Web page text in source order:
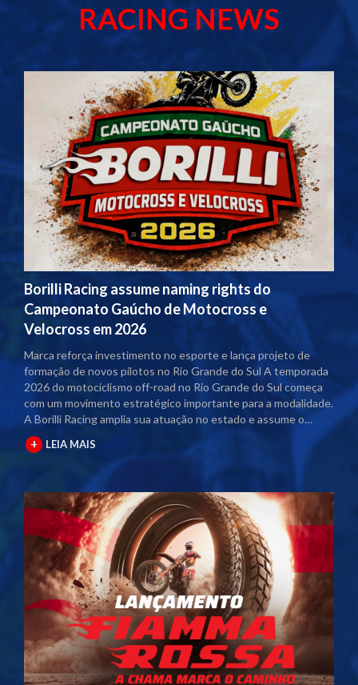
RACING NEWS
Borilli Racing assume naming rights do
Campeonato Gaúcho de Motocross e
Velocross em 2026
Marca reforça investimento no esporte e lança projeto de
formação de novos pilotos no Rio Grande do Sul A temporada
2026 do motociclismo off-road no Rio Grande do Sul começa
com um movimento estratégico importante para a modalidade.
A Borilli Racing amplia sua atuação no estado e assume o
naming rights dos principais campeonatos regionais. Com o
acordo firmado junto à Federação Gaúcha de Motociclismo
(FGM), as competições passam a contar com a marca no título
oficial. A partir desta temporada, os eventos serão
denominados Campeonato Gaúcho Borilli Racing de
Motocross e Campeonato Gaúcho Borilli Racing de Velocross.
A parceria fortalece o calendário estadual e eleva o nível das
competições. Além disso, amplia a estrutura dos eventos e
gera mais visibilidade para pilotos, equipes e patrocinadores
envolvidos. Borilli amplia protagonismo no motociclismo
gaúcho A Borilli Racing já possui uma trajetória consolidada
dentro do Campeonato Gaúcho. A marca apoia a modalidade
há cerca de uma década e, em 2026, dá um passo além ao
assumir a posição de patrocinadora máster. O novo momento
reforça o compromisso da empresa com o desenvolvimento do
esporte. A atuação direta nos campeonatos posiciona a Borilli
+ LEIA MAIS